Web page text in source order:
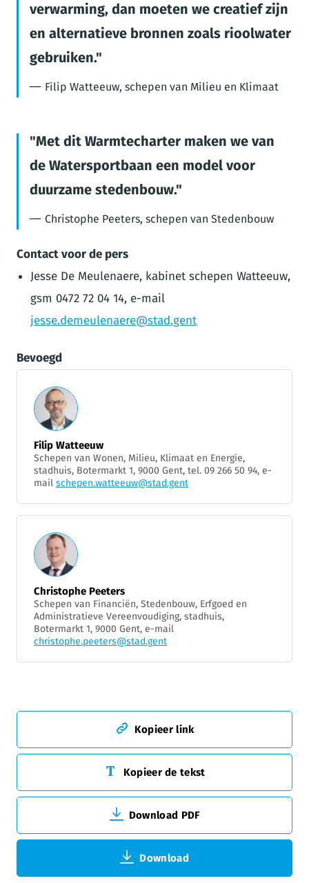
verwarming, dan moeten we creatief zijn
en alternatieve bronnen zoals rioolwater
gebruiken.
Filip Watteeuw, schepen van Milieu en Klimaat
Met dit Warmtecharter maken we van
de Watersportbaan een model voor
duurzame stedenbouw.
Christophe Peeters, schepen van Stedenbouw
Contact voor de pers
Jesse De Meulenaere, kabinet schepen Watteeuw,
gsm 0472 72 04 14, e-mail
jesse.demeulenaere@stad.gent
Bevoegd
Filip Watteeuw
Schepen van Wonen, Milieu, Klimaat en Energie,
stadhuis, Botermarkt 1, 9000 Gent, tel. 09 266 50 94, e-
mail schepen.watteeuw@stad.gent
Christophe Peeters
Schepen van Financiën, Stedenbouw, Erfgoed en
Administratieve Vereenvoudiging, stadhuis,
Botermarkt 1, 9000 Gent, e-mail
christophe.peeters@stad.gent
Kopieer link
Kopieer de tekst
Download PDF
Download